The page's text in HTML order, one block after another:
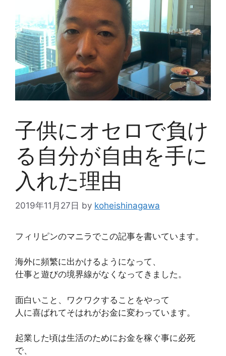
子供にオセロで負け
る自分が自由を手に
入れた理由
2019年11月27日 by koheishinagawa
フィリピンのマニラでこの記事を書いています。
海外に頻繁に出かけるようになって、
仕事と遊びの境界線がなくなってきました。
面白いこと、ワクワクすることをやって
人に喜ばれてそはれがお金に変わっています。
起業した頃は生活のためにお金を稼ぐ事に必死
で、